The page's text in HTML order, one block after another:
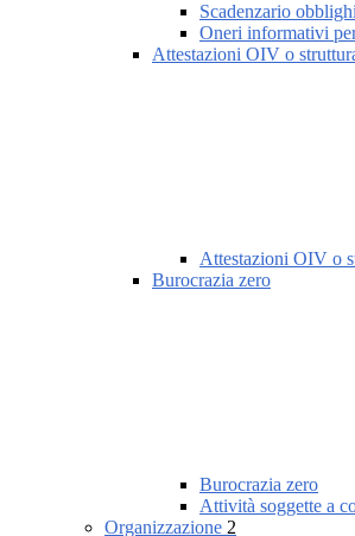
Scadenzario
Oneri informativi
Attestazioni OIV o
Attestazioni OIV o
Burocrazia zero
Burocrazia zero
Attività soggette a
Organizzazione 2